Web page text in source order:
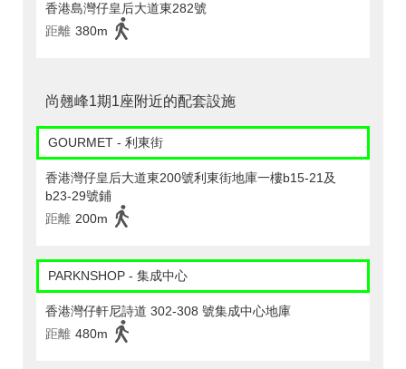
香港島灣仔皇后大道東282號
距離 380m
尚翹峰1期1座附近的配套設施
GOURMET - 利東街
香港灣仔皇后大道東200號利東街地庫一樓b15-21及
b23-29號鋪
距離 200m
PARKNSHOP - 集成中心
香港灣仔軒尼詩道 302-308 號集成中心地庫
距離 480m